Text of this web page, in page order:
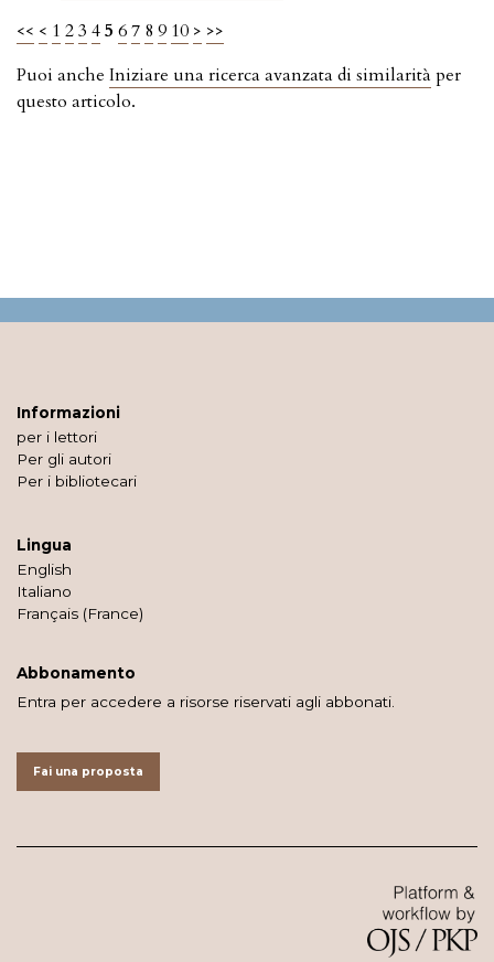
<< < 1 23 45 67 8 9 10 > >>
Puoi anche Iniziare una ricerca avanzata di similarità per
questo articolo.
Informazioni
per i lettori
Per gli autori
Per i bibliotecari
Lingua
English
Italiano
Français (France)
Abbonamento
Entra per accedere a risorse riservati agli abbonati.
Fai una proposta